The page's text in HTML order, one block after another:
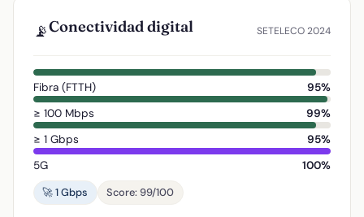
📡Conectividad digital SETELECO 2024
Fibra (FTTH)
95%
≥ 100 Mbps
99%
≥ 1 Gbps
95%
5G
100%
🚀 1 Gbps
Score: 99/100